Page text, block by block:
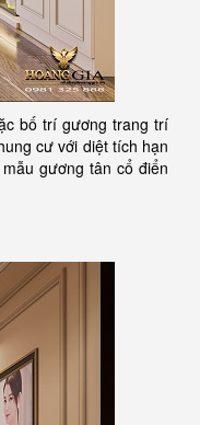
bố trí gương trang trí
cư với diệt tích hạn
gương tân cổ điển